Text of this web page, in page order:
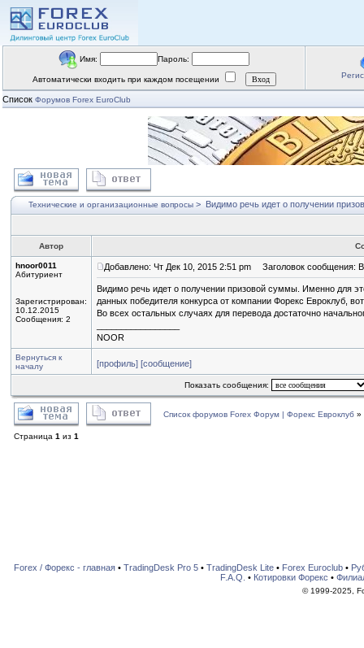
Имя: Пароль:
Автоматически входить при каждом посещении
Список Форумов Forex EuroClub
Технические и организационные вопросы > Видимо речь идет о получении
Автор
hnoor0011
Абитуриент
Зарегистрирован:
10.12.2015
Сообщения: 2
Добавлено: Чт Дек 10, 2015 2:51 pm Заголовок сообщения:
Видимо речь идет о получении призовой суммы. Именно для
данных победителя конкурса от компании Форекс Евроклуб,
Во всех остальных случаях для перевода достаточно
NOOR
Вернуться к
началу
[профиль] [сообщение]
Показать сообщения:
Список форумов Forex Форум | Форекс Евроклуб »
Страница 1 из 1
Forex / Форекс - главная• TradingDesk Pro 5• TradingDesk Lite• Forex Euroclub•
F.A.Q. • Котировки Форекс •
© 1999-2025,